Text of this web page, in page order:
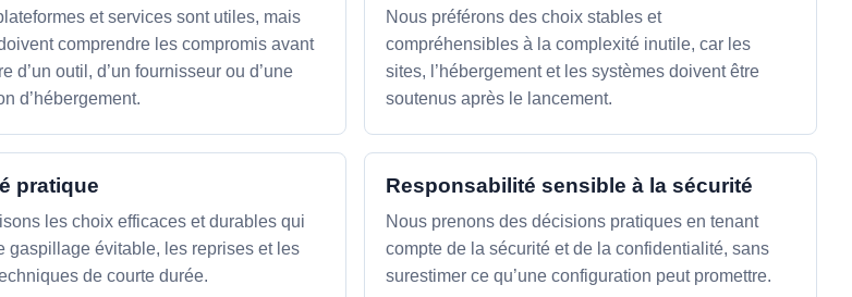
et services sont utiles, mais
comprendre les compromis avant
d’un outil, d’un fournisseur ou d’une
d’hébergement.
Nous préférons des choix stables et
compréhensibles à la complexité inutile, car les
sites, l’hébergement et les systèmes doivent être
soutenus après le lancement.
pratique
les choix efficaces et durables qui
gaspillage évitable, les reprises et les
de courte durée.
Responsabilité sensible à la sécurité
Nous prenons des décisions pratiques en tenant
compte de la sécurité et de la confidentialité, sans
surestimer ce qu’une configuration peut promettre.